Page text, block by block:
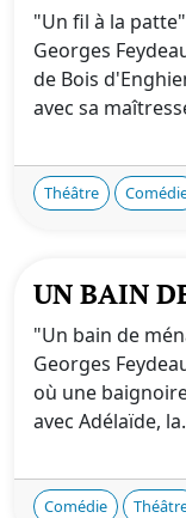
"Un fil à la
Georges
de Bois
avec sa
Théâtre
UN BAIN
"Un bain de
Georges
où une
avec Adélaïde,
Comédie